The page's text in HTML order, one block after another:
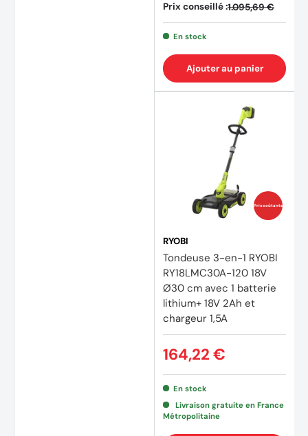
(1
Prix conseillé :1.095,69 €
En stock
Ajouter au panier
Prix coûtants
RYOBI
Tondeuse 3-en-1 RYOBI
RY18LMC30A-120 18V
Ø30 cm avec 1 batterie
lithium+ 18V 2Ah et
chargeur 1,5A
164,22 €
En stock
Livraison gratuite en France
Métropolitaine